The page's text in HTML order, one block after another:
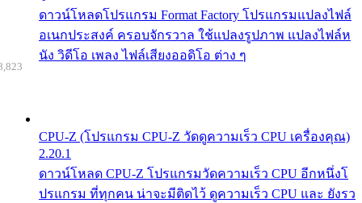
ดาวน์โหลดโปรแกรม Format Factory โปรแกรมแปลงไฟล์
อเนกประสงค์ ครอบจักรวาล ใช้แปลงรูปภาพ แปลงไฟล์ห
นัง วิดีโอ เพลง ไฟล์เสียงออดิโอ ต่าง ๆ
CPU-Z (โปรแกรม CPU-Z วัดดูความเร็ว CPU เครื่องคุณ)
2.20.1
ดาวน์โหลด CPU-Z โปรแกรมวัดความเร็ว CPU อีกหนึ่งโ
ปรแกรม ที่ทุกคน น่าจะมีติดไว้ ดูความเร็ว CPU และ ยังรว